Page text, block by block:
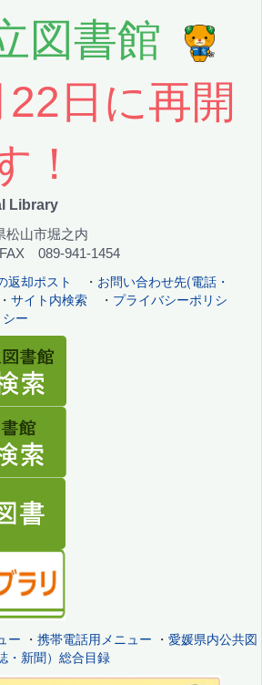
図書館
22日に再開
！
Library
山市堀之内
089-941-1454
返却ポスト ・ お問い合わせ先(電話・
サイト内検索 ・ プライバシーポリシ
ー
ー ・ 携帯電話用メニュー ・ 愛媛県内公共図
・新聞）総合目録